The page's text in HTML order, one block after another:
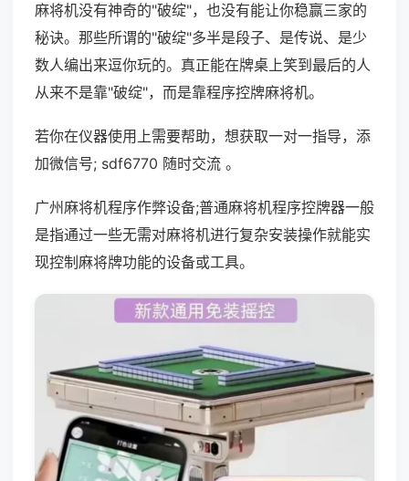
麻将机没有神奇的"破绽"，也没有能让你稳赢三家的
秘诀。那些所谓的"破绽"多半是段子、是传说、是少
数人编出来逗你玩的。真正能在牌桌上笑到最后的人
从来不是靠"破绽"，而是靠程序控牌麻将机。
若你在仪器使用上需要帮助，想获取一对一指导，添
加微信号; sdf6770 随时交流 。
广州麻将机程序作弊设备;普通麻将机程序控牌器一般
是指通过一些无需对麻将机进行复杂安装操作就能实
现控制麻将牌功能的设备或工具。